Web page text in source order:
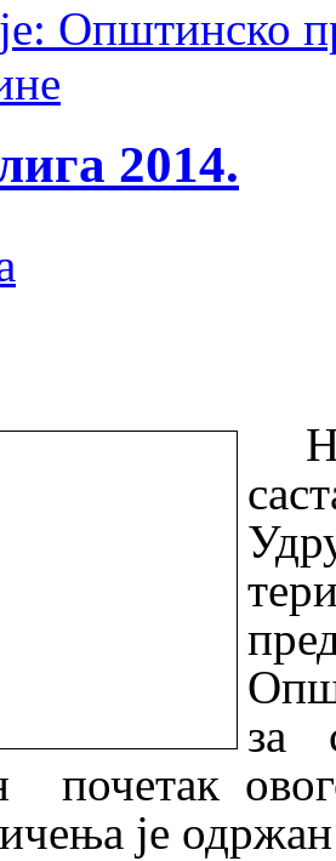
Општинско
2014.
за
почетак
је